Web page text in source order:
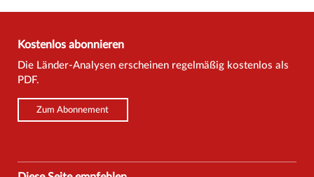
Kostenlos abonnieren
Die Länder-Analysen erscheinen regelmäßig kostenlos als
PDF.
Zum Abonnement